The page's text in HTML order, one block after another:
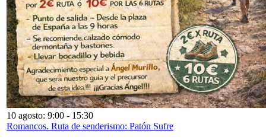
10 agosto: 9:00 - 15:30
Romancos. Ruta de senderismo: Patón Sufre